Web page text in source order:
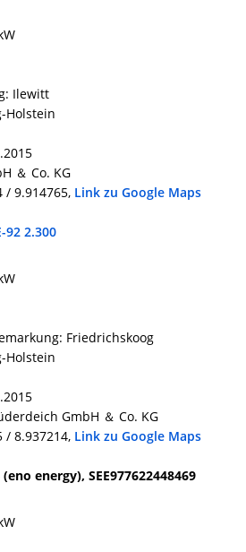
Ilewitt
Holstein
＆ Co. KG
/ 9.914765, Link zu Google Maps
92 2.300
Friedrichskoog
Holstein
GmbH ＆ Co. KG
/ 8.937214, Link zu Google Maps
energy), SEE977622448469